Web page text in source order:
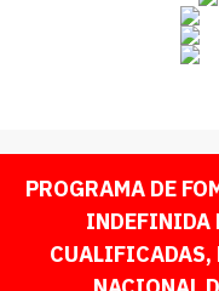
PROGRAMA DE
INDEFINIDA
CUALIFICADAS,